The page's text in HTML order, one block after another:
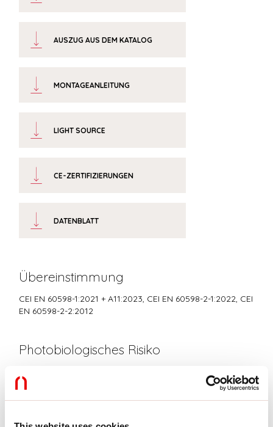
AUSZUG AUS DEM KATALOG
MONTAGEANLEITUNG
LIGHT SOURCE
CE-ZERTIFIZIERUNGEN
DATENBLATT
Übereinstimmung
CEI EN 60598-1:2021 + A11:2023, CEI EN 60598-2-1:2022, CEI
EN 60598-2-2:2012
Photobiologisches Risiko
RISIKOGRUPPE 0
Zertifiziertes Gerät in der RISIKO-FREIEN GRUPPE, in
62778:2014.